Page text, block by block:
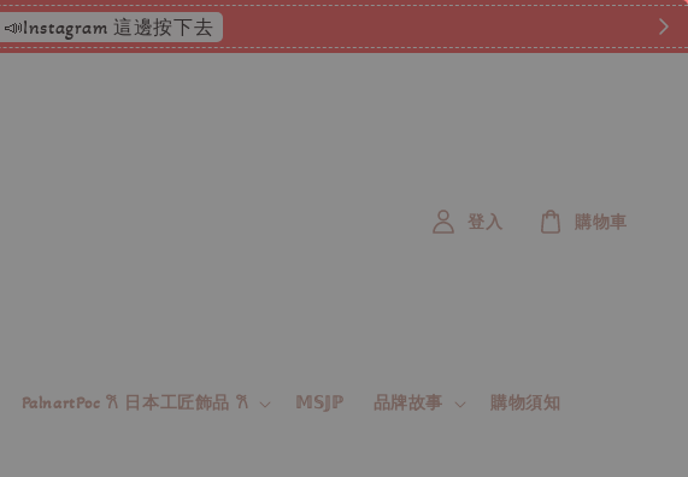
📣Instagram 這邊按下去
PalnartPoc 𐙚 日本工匠飾品 𐙚 𝕄𝕊𝕁ℙ 品牌故事 購物須知
登入 購物車